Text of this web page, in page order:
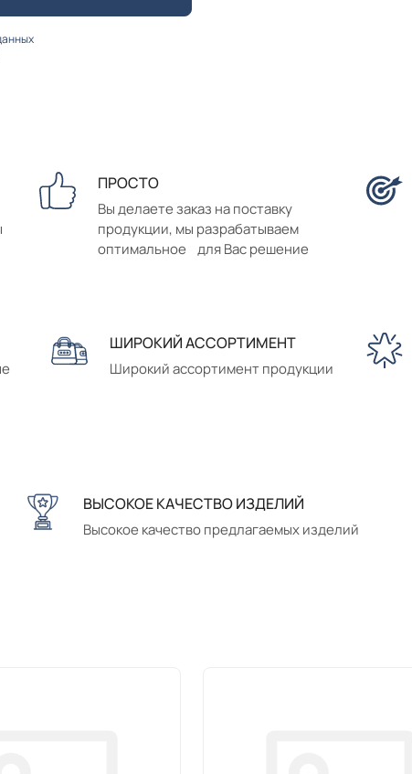
ПРОСТО
Вы делаете заказ на поставку
продукции, мы разрабатываем
оптимальное для Вас решение
ШИРОКИЙ АССОРТИМЕНТ
Широкий ассортимент продукции
ВЫСОКОЕ КАЧЕСТВО ИЗДЕЛИЙ
Высокое качество предлагаемых изделий